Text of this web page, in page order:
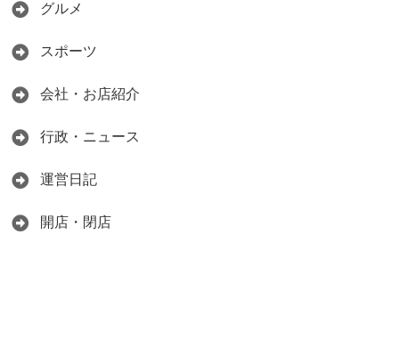
グルメ
スポーツ
会社・お店紹介
行政・ニュース
運営日記
開店・閉店